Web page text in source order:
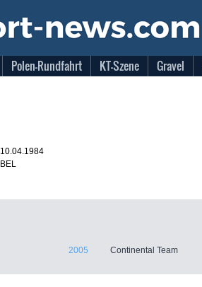
Polen-Rundfahrt KT-Szene Gravel
10.04.1984
BEL
2005 Continental Team